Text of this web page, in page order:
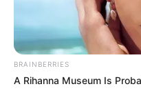
BRAINBERRIES
A Rihanna Museum Is